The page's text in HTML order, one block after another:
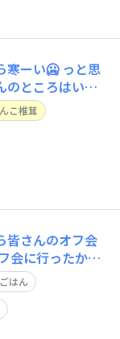
寒ーい🥶 っと思
のところはいか
やセーターの
こ椎茸
皆さんのオフ会
会に行ったかの
をジッークリ
お豆腐😍 どん
はん